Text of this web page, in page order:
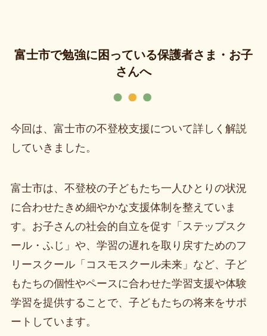
富士市で勉強に困っている保護者さま・お子
さんへ
今回は、富士市の不登校支援について詳しく解説
していきました。
富士市は、不登校の子どもたち一人ひとりの状況
に合わせたきめ細やかな支援体制を整えていま
す。お子さんの社会的自立を促す「ステップスク
ール・ふじ」や、学習の遅れを取り戻すためのフ
リースクール「コスモスクール未来」など、子ど
もたちの個性やペースに合わせた学習支援や体験
学習を提供することで、子どもたちの将来をサポ
ートしています。